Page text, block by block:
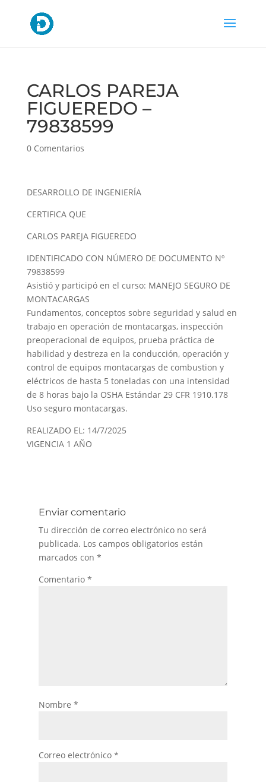
CARLOS PAREJA
FIGUEREDO –
79838599
0 Comentarios
DESARROLLO DE INGENIERÍA
CERTIFICA QUE
CARLOS PAREJA FIGUEREDO
IDENTIFICADO CON NÚMERO DE DOCUMENTO Nº
79838599
Asistió y participó en el curso: MANEJO SEGURO DE
MONTACARGAS
Fundamentos, conceptos sobre seguridad y salud en
trabajo en operación de montacargas, inspección
preoperacional de equipos, prueba práctica de
habilidad y destreza en la conducción, operación y
control de equipos montacargas de combustion y
eléctricos de hasta 5 toneladas con una intensidad
de 8 horas bajo la OSHA Estándar 29 CFR 1910.178
Uso seguro montacargas.
REALIZADO EL: 14/7/2025
VIGENCIA 1 AÑO
Enviar comentario
Tu dirección de correo electrónico no será
publicada. Los campos obligatorios están
marcados con *
Comentario *
Nombre *
Correo electrónico *